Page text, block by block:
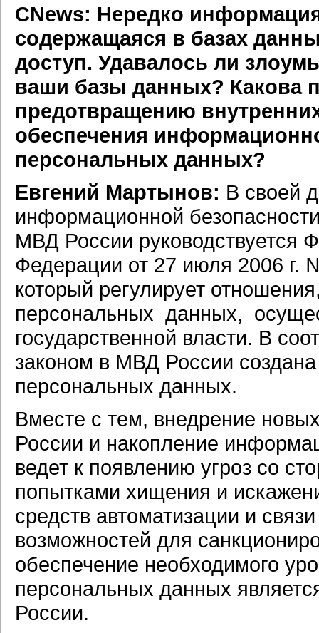
CNews: Нередко
содержащаяся в базах
доступ. Удавалось ли
ваши базы данных? Какова
предотвращению
обеспечения
персональных данных?
Евгений Мартынов: В своей
информационной
МВД России руководствуется
Федерации от 27 июля 2006
который регулирует
персональных данных,
государственной власти. В
законом в МВД России
персональных данных.
Вместе с тем, внедрение
России и накопление
ведет к появлению угроз со
попытками хищения и
средств автоматизации и
возможностей для
обеспечение необходимого
персональных данных
России.